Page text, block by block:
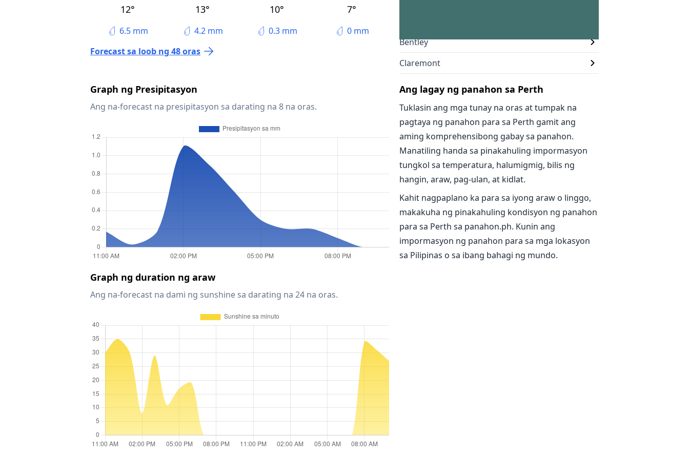
12°
6.5 mm
13°
4.2 mm
10°
0.3 mm
7°
0 mm
Forecast sa loob ng 48 oras
Graph ng Presipitasyon
Ang na-forecast na presipitasyon sa darating na 8 na oras.
Graph ng duration ng araw
Ang na-forecast na dami ng sunshine sa darating na 24 na oras.
Bentley
Claremont
Ang lagay ng panahon sa Perth
Tuklasin ang mga tunay na oras at tumpak na
pagtaya ng panahon para sa Perth gamit ang
aming komprehensibong gabay sa panahon.
Manatiling handa sa pinakahuling impormasyon
tungkol sa temperatura, halumigmig, bilis ng
hangin, araw, pag-ulan, at kidlat.
Kahit nagpaplano ka para sa iyong araw o linggo,
makakuha ng pinakahuling kondisyon ng panahon
para sa Perth sa panahon.ph. Kunin ang
impormasyon ng panahon para sa mga lokasyon
sa Pilipinas o sa ibang bahagi ng mundo.